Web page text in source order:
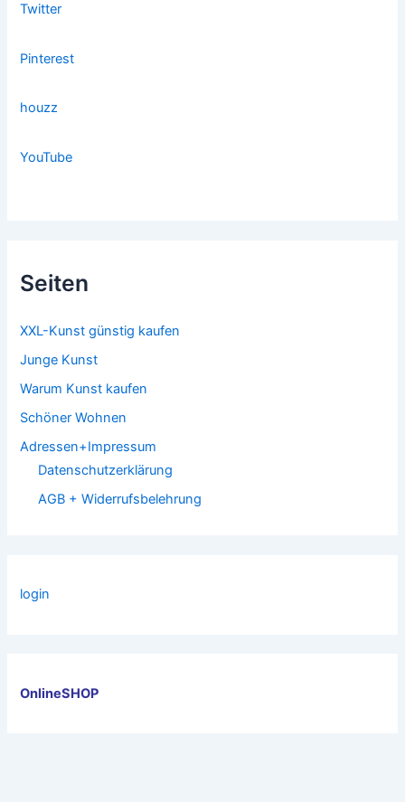
Twitter
Pinterest
houzz
YouTube
Seiten
XXL-Kunst günstig kaufen
Junge Kunst
Warum Kunst kaufen
Schöner Wohnen
Adressen+Impressum
Datenschutzerklärung
AGB + Widerrufsbelehrung
login
OnlineSHOP